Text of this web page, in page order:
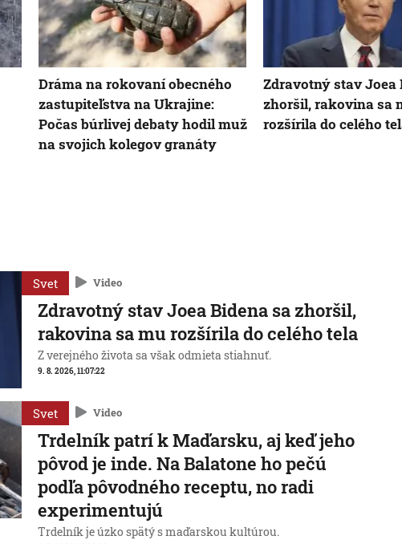
Dráma na rokovaní obecného
zastupiteľstva na Ukrajine:
Počas búrlivej debaty hodil muž
na svojich kolegov granáty
Zdravotný stav Joea
zhoršil, rakovina sa
rozšírila do celého
Svet Video
Zdravotný stav Joea Bidena sa zhoršil,
rakovina sa mu rozšírila do celého tela
Z verejného života sa však odmieta stiahnuť.
9. 8. 2026, 11:07:22
Svet Video
Trdelník patrí k Maďarsku, aj keď jeho
pôvod je inde. Na Balatone ho pečú
podľa pôvodného receptu, no radi
experimentujú
Trdelník je úzko spätý s maďarskou kultúrou.